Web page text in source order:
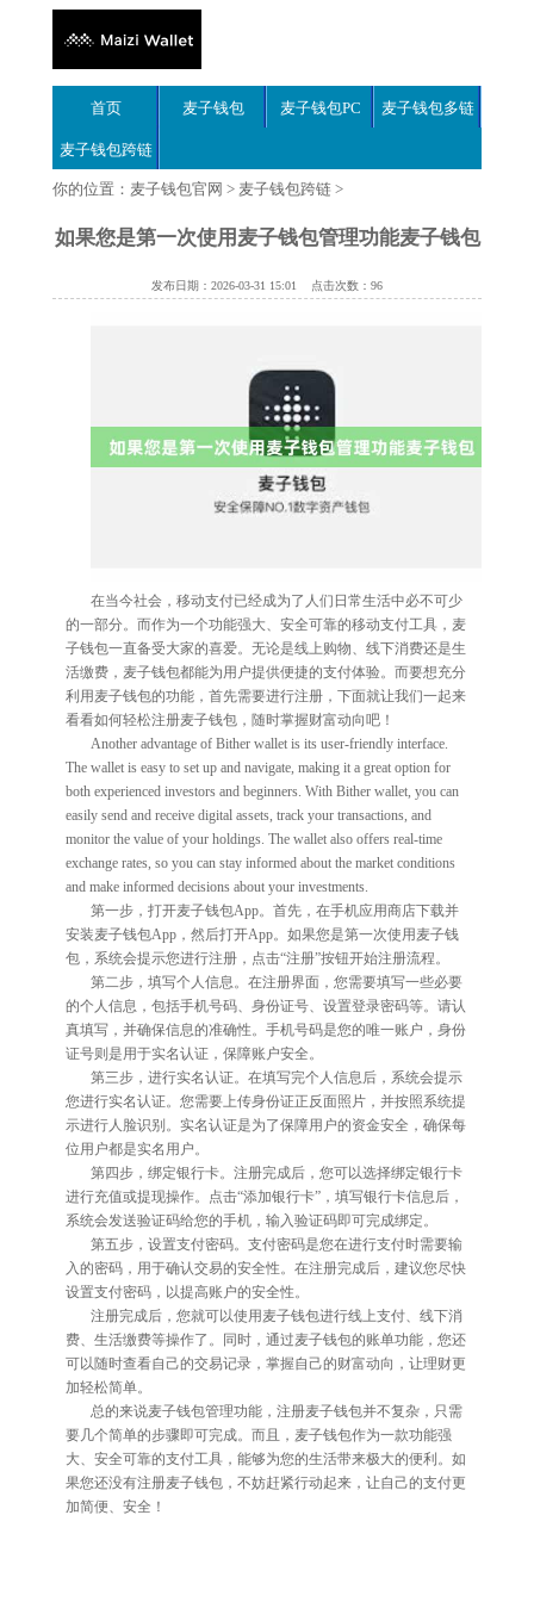
首页 麦子钱包 麦子钱包PC 麦子钱包多链
麦子钱包跨链
你的位置： 麦子钱包官网 > 麦子钱包跨链 >
如果您是第一次使用麦子钱包管理功能麦子钱包
发布日期：2026-03-31 15:01 点击次数：96
在当今社会，移动支付已经成为了人们日常生活中必不可少
的一部分。而作为一个功能强大、安全可靠的移动支付工具，麦
子钱包一直备受大家的喜爱。无论是线上购物、线下消费还是生
活缴费，麦子钱包都能为用户提供便捷的支付体验。而要想充分
利用麦子钱包的功能，首先需要进行注册，下面就让我们一起来
看看如何轻松注册麦子钱包，随时掌握财富动向吧！
Another advantage of Bither wallet is its user-friendly interface.
The wallet is easy to set up and navigate, making it a great option for
both experienced investors and beginners. With Bither wallet, you can
easily send and receive digital assets, track your transactions, and
monitor the value of your holdings. The wallet also offers real-time
exchange rates, so you can stay informed about the market conditions
and make informed decisions about your investments.
第一步，打开麦子钱包App。首先，在手机应用商店下载并
安装麦子钱包App，然后打开App。如果您是第一次使用麦子钱
包，系统会提示您进行注册，点击“注册”按钮开始注册流程。
第二步，填写个人信息。在注册界面，您需要填写一些必要
的个人信息，包括手机号码、身份证号、设置登录密码等。请认
真填写，并确保信息的准确性。手机号码是您的唯一账户，身份
证号则是用于实名认证，保障账户安全。
第三步，进行实名认证。在填写完个人信息后，系统会提示
您进行实名认证。您需要上传身份证正反面照片，并按照系统提
示进行人脸识别。实名认证是为了保障用户的资金安全，确保每
位用户都是实名用户。
第四步，绑定银行卡。注册完成后，您可以选择绑定银行卡
进行充值或提现操作。点击“添加银行卡”，填写银行卡信息后，
系统会发送验证码给您的手机，输入验证码即可完成绑定。
第五步，设置支付密码。支付密码是您在进行支付时需要输
入的密码，用于确认交易的安全性。在注册完成后，建议您尽快
设置支付密码，以提高账户的安全性。
注册完成后，您就可以使用麦子钱包进行线上支付、线下消
费、生活缴费等操作了。同时，通过麦子钱包的账单功能，您还
可以随时查看自己的交易记录，掌握自己的财富动向，让理财更
加轻松简单。
总的来说麦子钱包管理功能，注册麦子钱包并不复杂，只需
要几个简单的步骤即可完成。而且，麦子钱包作为一款功能强
大、安全可靠的支付工具，能够为您的生活带来极大的便利。如
果您还没有注册麦子钱包，不妨赶紧行动起来，让自己的支付更
加简便、安全！